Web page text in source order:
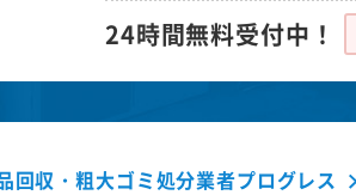
24時間無料受付中！
回収・粗大ゴミ処分業者プログレス